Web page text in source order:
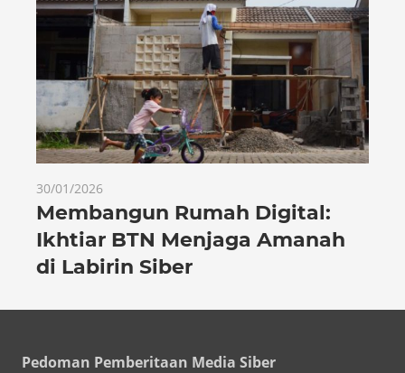
30/01/2026
Membangun Rumah Digital:
Ikhtiar BTN Menjaga Amanah
di Labirin Siber
Pedoman Pemberitaan Media Siber